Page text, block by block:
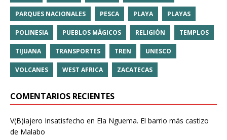
PARQUES NACIONALES PESCA PLAYA PLAYAS
POLINESIA PUEBLOS MÁGICOS RELIGIÓN TEMPLOS
TIJUANA TRANSPORTES TREN UNESCO
VOLCANES WEST AFRICA ZACATECAS
COMENTARIOS RECIENTES
V(B)iajero Insatisfecho en Ela Nguema. El barrio más castizo
de Malabo